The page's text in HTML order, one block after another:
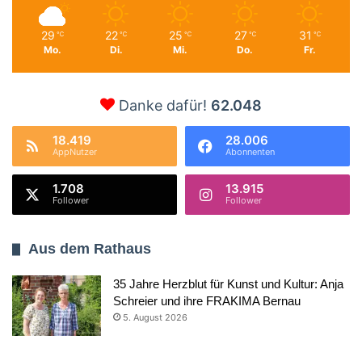
29 ℃
Mo.
22 ℃
Di.
25 ℃
Mi.
27 ℃
Do.
31 ℃
Fr.
Danke dafür! 62.048
18.419
AppNutzer
28.006
Abonnenten
1.708
Follower
13.915
Follower
Aus dem Rathaus
35 Jahre Herzblut für Kunst und Kultur: Anja
Schreier und ihre FRAKIMA Bernau
5. August 2026